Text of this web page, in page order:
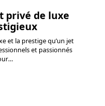
privé de luxe
et la prestige qu’un jet
et passionnés
…